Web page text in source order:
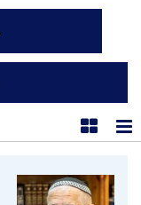
תצוגת רשימה
תצוגת קוביות